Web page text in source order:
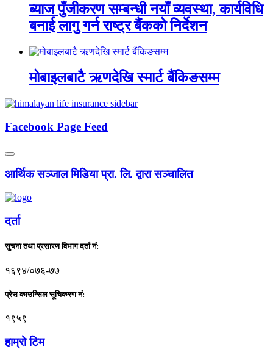
ब्याज पुँजीकरण सम्बन्धी नयाँ व्यवस्था, कार्यविधि
बनाई लागु गर्न राष्ट्र बैंकको निर्देशन
मोबाइलबाटै ऋणदेखि स्मार्ट बैंकिङसम्म
Facebook Page Feed
आर्थिक सञ्जाल मिडिया प्रा. लि. द्वारा सञ्चालित
दर्ता
सुचना तथा प्रसारण विभाग दर्ता नं:
१६९४/०७६-७७
प्रेस काउन्सिल सूचिकरण नं:
१९५९
हाम्राे टिम